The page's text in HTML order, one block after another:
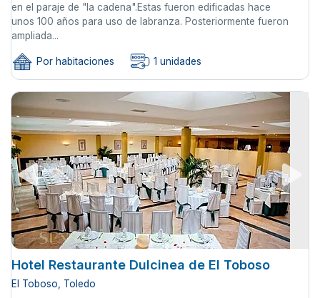
en el paraje de "la cadena".Estas fueron edificadas hace
unos 100 años para uso de labranza. Posteriormente fueron
ampliada...
Por habitaciones 1 unidades
Hotel Restaurante Dulcinea de El Toboso
El Toboso, Toledo